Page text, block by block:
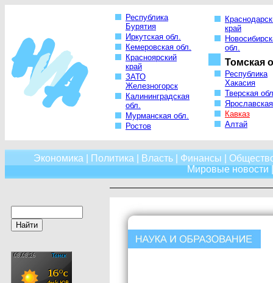
Республика
Бурятия
Иркутская обл.
Кемеровская обл.
Красноярский
край
ЗАТО
Железногорск
Калининградская
обл.
Мурманская обл.
Ростов
край
обл.
Томская
Республика
Хакасия
Тверская
Кавказ
Алтай
Экономика Политика Власть Финансы
Мировые новости